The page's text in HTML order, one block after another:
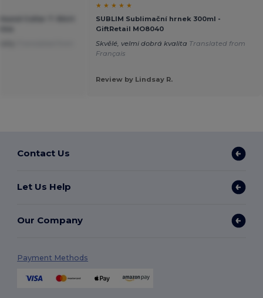
★ ★ ★ ★ ★
SUBLIM Sublimační hrnek 300ml -
GiftRetail MO8040
Skvělé, velmi dobrá kvalita Translated from
Français
Review by Lindsay R.
Contact Us
Let Us Help
Our Company
Payment Methods